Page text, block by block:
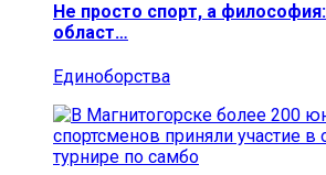
Не просто спорт, а
област…
Единоборства